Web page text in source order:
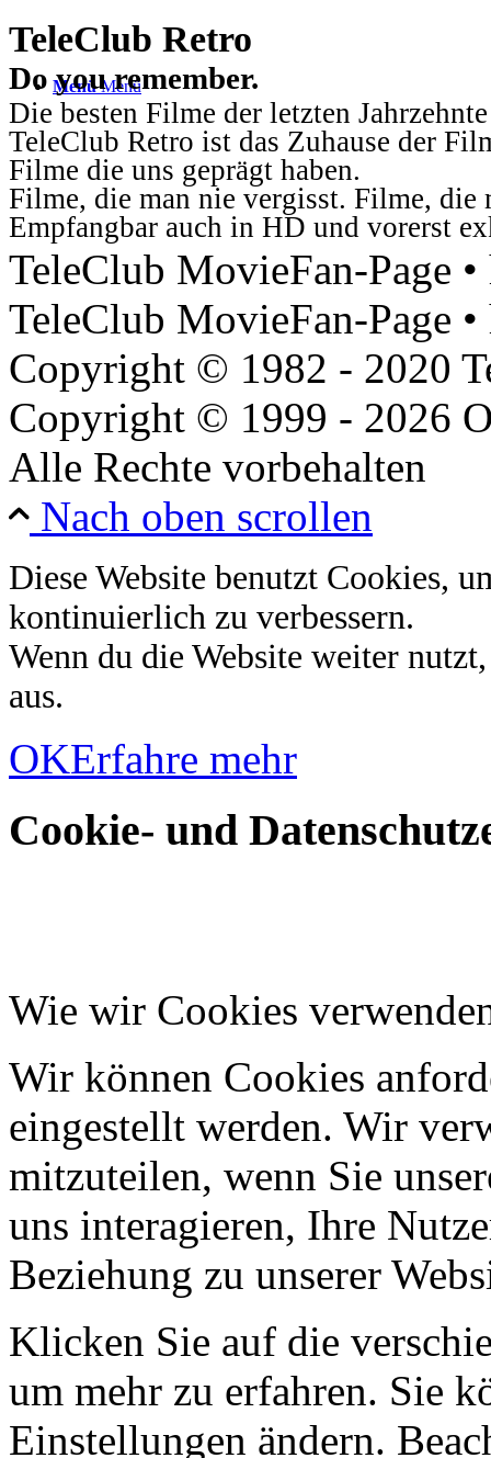
Menü Menü
TeleClub Retro
Do you remember.
Die besten Filme der letzten
TeleClub Retro ist das Zuhause der
Filme die uns geprägt haben.
Filme, die man nie vergisst. Filme, die
Empfangbar auch in HD und vorerst
TeleClub MovieFan-Page
TeleClub MovieFan-Page
Copyright © 1982 - 2020
Copyright © 1999 - 2026
Alle Rechte vorbehalten
Nach oben scrollen
Diese Website benutzt Cookies,
kontinuierlich zu verbessern.
Wenn du die Website weiter
aus.
OKErfahre mehr
Cookie- und
Wie wir Cookies
Wir können Cookies
eingestellt werden. Wir
mitzuteilen, wenn Sie
uns interagieren, Ihre
Beziehung zu unserer
Klicken Sie auf die
um mehr zu erfahren. Sie
Einstellungen ändern.